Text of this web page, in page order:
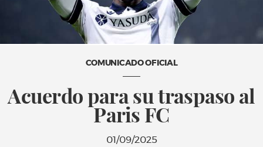
COMUNICADO OFICIAL
Acuerdo para su traspaso al
Paris FC
01/09/2025